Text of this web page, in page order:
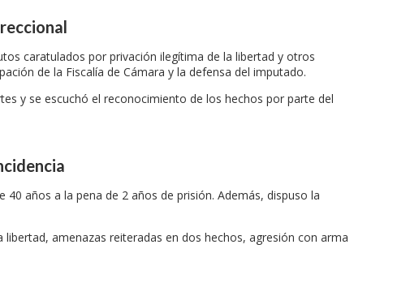
caratulados por privación ilegítima de la libertad y otros
de la Fiscalía de Cámara y la defensa del imputado.
y se escuchó el reconocimiento de los hechos por parte del
años a la pena de 2 años de prisión. Además, dispuso la
amenazas reiteradas en dos hechos, agresión con arma